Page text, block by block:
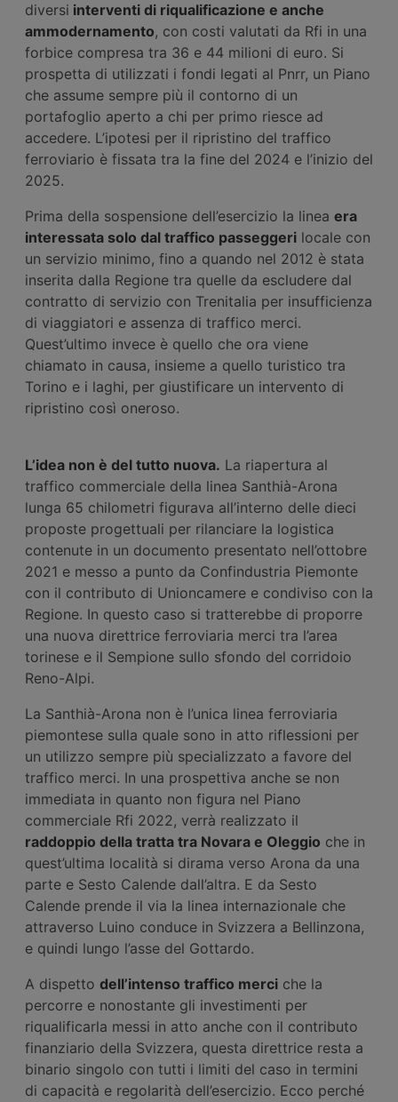
diversi interventi di riqualificazione e anche
ammodernamento, con costi valutati da Rfi in una
forbice compresa tra 36 e 44 milioni di euro. Si
prospetta di utilizzati i fondi legati al Pnrr, un Piano
che assume sempre più il contorno di un
portafoglio aperto a chi per primo riesce ad
accedere. L’ipotesi per il ripristino del traffico
ferroviario è fissata tra la fine del 2024 e l’inizio del
2025.
Prima della sospensione dell’esercizio la linea era
interessata solo dal traffico passeggeri locale con
un servizio minimo, fino a quando nel 2012 è stata
inserita dalla Regione tra quelle da escludere dal
contratto di servizio con Trenitalia per insufficienza
di viaggiatori e assenza di traffico merci.
Quest’ultimo invece è quello che ora viene
chiamato in causa, insieme a quello turistico tra
Torino e i laghi, per giustificare un intervento di
ripristino così oneroso.
L’idea non è del tutto nuova. La riapertura al
traffico commerciale della linea Santhià-Arona
lunga 65 chilometri figurava all’interno delle dieci
proposte progettuali per rilanciare la logistica
contenute in un documento presentato nell’ottobre
2021 e messo a punto da Confindustria Piemonte
con il contributo di Unioncamere e condiviso con la
Regione. In questo caso si tratterebbe di proporre
una nuova direttrice ferroviaria merci tra l’area
torinese e il Sempione sullo sfondo del corridoio
Reno-Alpi.
La Santhià-Arona non è l’unica linea ferroviaria
piemontese sulla quale sono in atto riflessioni per
un utilizzo sempre più specializzato a favore del
traffico merci. In una prospettiva anche se non
immediata in quanto non figura nel Piano
commerciale Rfi 2022, verrà realizzato il
raddoppio della tratta tra Novara e Oleggio che in
quest’ultima località si dirama verso Arona da una
parte e Sesto Calende dall’altra. E da Sesto
Calende prende il via la linea internazionale che
attraverso Luino conduce in Svizzera a Bellinzona,
e quindi lungo l’asse del Gottardo.
A dispetto dell’intenso traffico merci che la
percorre e nonostante gli investimenti per
riqualificarla messi in atto anche con il contributo
finanziario della Svizzera, questa direttrice resta a
binario singolo con tutti i limiti del caso in termini
di capacità e regolarità dell’esercizio. Ecco perché